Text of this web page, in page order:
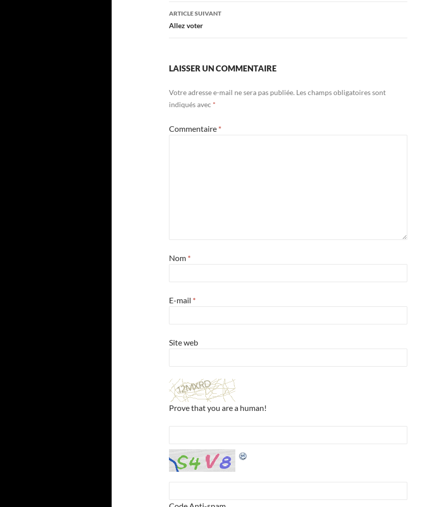
articles
ARTICLE SUIVANT
Allez voter
LAISSER UN COMMENTAIRE
Votre adresse e-mail ne sera pas publiée. Les champs obligatoires sont
indiqués avec *
Commentaire *
Nom *
E-mail *
Site web
Prove that you are a human!